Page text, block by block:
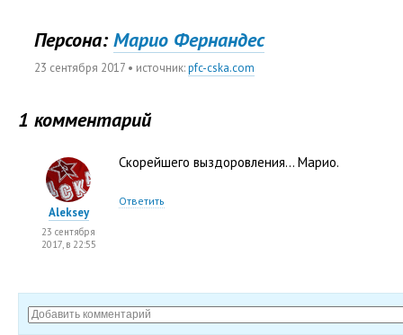
Персона: Марио Фернандес
23 сентября 2017 • источник:pfc-cska.com
1 комментарий
Скорейшего выздоровления… Марио.
Ответить
Aleksey
23 сентября
2017, в 22:55